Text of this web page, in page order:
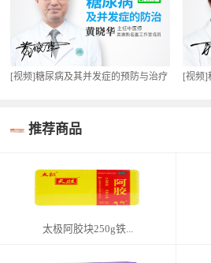
[视频]糖尿病及其并发症的预防与治疗
推荐商品
太极阿胶块250g铁...